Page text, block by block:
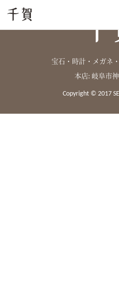
宝石・時計・メガネ
本店: 岐阜市
Copyright © 2017